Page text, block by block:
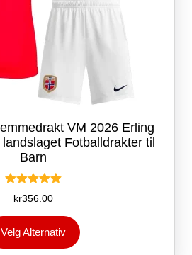
VM 2026 Erling
Fotballdrakter til
Barn
Vurdert
5.00
av 5
kr356.00
Velg Alternativ
produktet